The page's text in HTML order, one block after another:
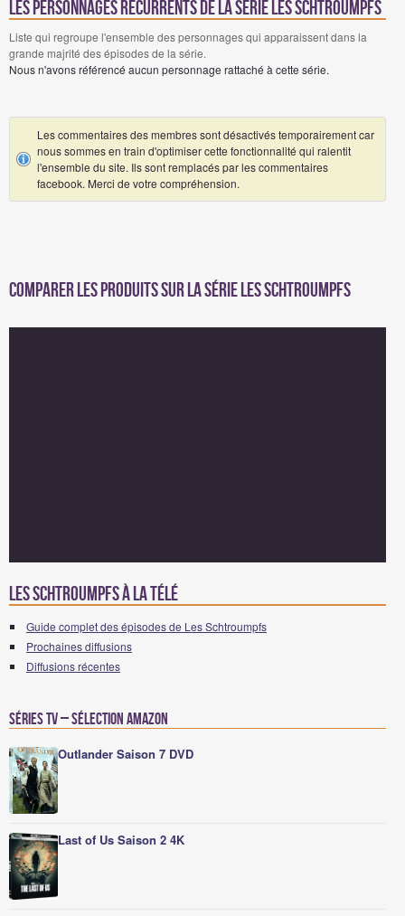
Les personnages récurrents de la série Les Schtroumpfs
Liste qui regroupe l'ensemble des personnages qui apparaissent dans la
grande majrité des épisodes de la série.
Nous n'avons référencé aucun personnage rattaché à cette série.
Les commentaires des membres sont désactivés temporairement car
nous sommes en train d'optimiser cette fonctionnalité qui ralentit
l'ensemble du site. Ils sont remplacés par les commentaires
facebook. Merci de votre compréhension.
Comparer les produits sur la série Les Schtroumpfs
Les Schtroumpfs à la télé
Guide complet des épisodes de Les Schtroumpfs
Prochaines diffusions
Diffusions récentes
Séries TV – Sélection Amazon
Outlander Saison 7 DVD
Last of Us Saison 2 4K